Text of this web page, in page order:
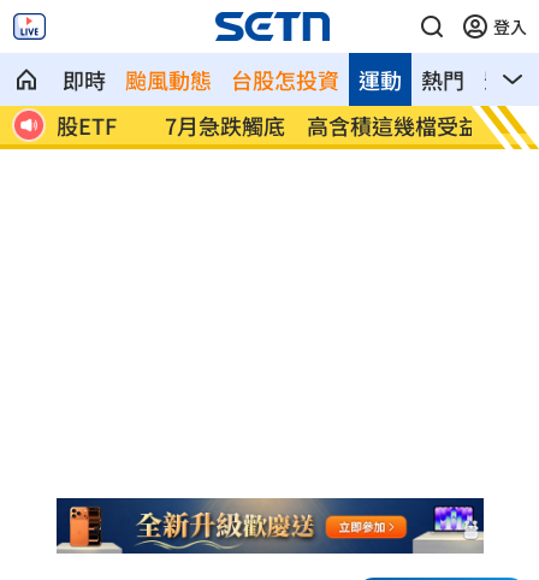
登入
即時 颱風動態 台股怎投資 熱門 影音
運動
7月急跌觸底 高含積這幾檔受益人激增！ 白海
曝